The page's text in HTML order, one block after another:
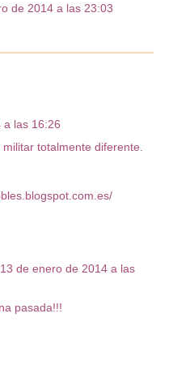
de 2014 a las 23:03
a las 16:26
totalmente diferente.
13 de enero de 2014 a las
pasada!!!